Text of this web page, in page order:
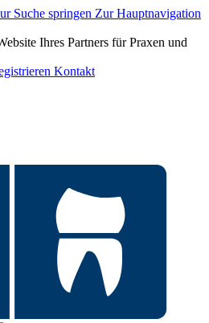
Suche springen Zur Hauptnavigation
Ihres Partners für Praxen und
Kontakt